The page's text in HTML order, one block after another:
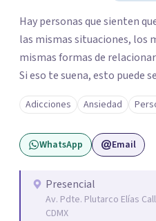
Hay personas que sienten
las mismas situaciones, los
mismas formas de
Si eso te suena, esto puede
Adicciones Ansiedad
WhatsApp Email
Presencial
Av. Pdte. Plutarco Elías
CDMX